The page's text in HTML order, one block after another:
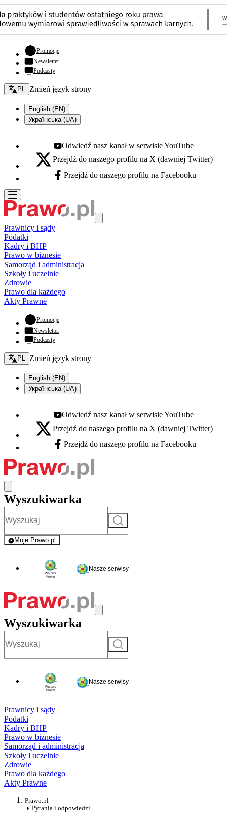
Promocje- otwiera się w nowej karcie
Newsletter
Podcasty
Zmień język - bieżący:
PL Zmień język strony
English (EN)
Українська (UA)
Youtube - otwiera się w nowej karcie
Odwiedź nasz kanał w serwisie YouTube
X - otwiera się w nowej karcie
Przejdź do naszego profilu na X (dawniej Twitter)
Facebook - otwiera się w nowej karcie
Przejdź do naszego profilu na Facebooku
Prawnicy i sądy
Podatki
Kadry i BHP
Prawo w biznesie
Samorząd i administracja
Szkoły i uczelnie
Zdrowie
Prawo dla każdego
Akty Prawne
Promocje- otwiera się w nowej karcie
Newsletter
Podcasty
Zmień język - bieżący:
PL Zmień język strony
English (EN)
Українська (UA)
Youtube - otwiera się w nowej karcie
Odwiedź nasz kanał w serwisie YouTube
X - otwiera się w nowej karcie
Przejdź do naszego profilu na X (dawniej Twitter)
Facebook - otwiera się w nowej karcie
Przejdź do naszego profilu na Facebooku
Wyszukiwarka
Szukaj
Moje Prawo.pl
- rejestracja i logowanie do serwisu
Nasze serwisy
Wyszukiwarka
Szukaj
Nasze serwisy
Prawnicy i sądy
Podatki
Kadry i BHP
Prawo w biznesie
Samorząd i administracja
Szkoły i uczelnie
Zdrowie
Prawo dla każdego
Akty Prawne
Prawo.pl
Pytania i odpowiedzi